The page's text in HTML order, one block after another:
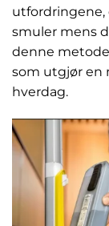
utfordringene,
smuler mens
denne
som utgjør en
hverdag.